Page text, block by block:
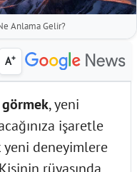
Anlama Gelir?
A+
, yeni
işaretle
yeni deneyimlere
rüyasında